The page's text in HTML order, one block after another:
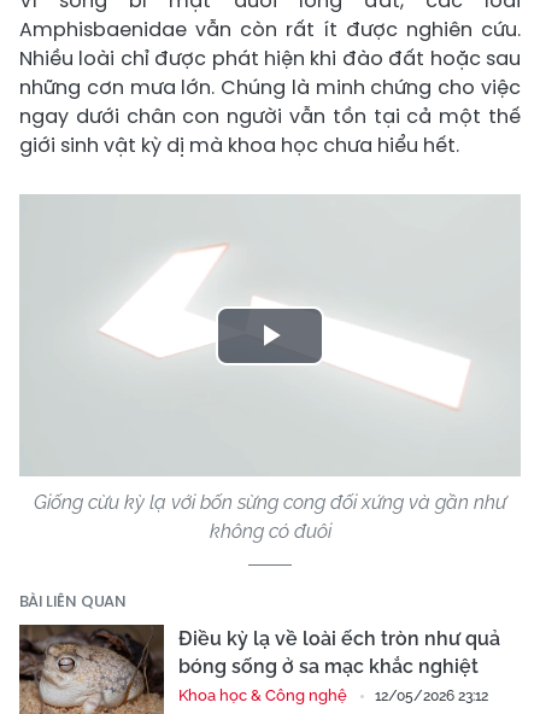
Amphisbaenidae vẫn còn rất ít được nghiên cứu.
Nhiều loài chỉ được phát hiện khi đào đất hoặc sau
những cơn mưa lớn. Chúng là minh chứng cho việc
ngay dưới chân con người vẫn tồn tại cả một thế
giới sinh vật kỳ dị mà khoa học chưa hiểu hết.
Play
Giống cừu kỳ lạ với bốn sừng cong đối xứng và gần như
không có đuôi
BÀI LIÊN QUAN
Điều kỳ lạ về loài ếch tròn như quả
bóng sống ở sa mạc khắc nghiệt
Khoa học & Công nghệ 12/05/2026 23:12